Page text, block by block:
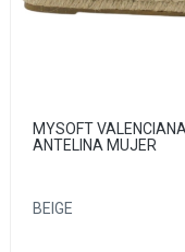
MYSOFT
ANTELINA MUJER
BEIGE